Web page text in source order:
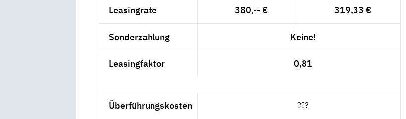
Leasingrate 380,-- € 319,33 €
Sonderzahlung Keine!
Leasingfaktor 0,81
Überführungskosten ???